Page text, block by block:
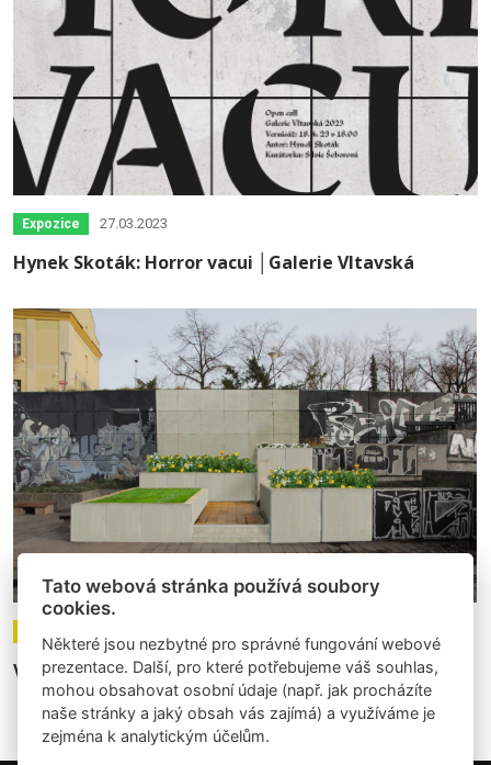
Expozice 27.03.2023
Hynek Skoták: Horror vacui │Galerie Vltavská
Výsledky open call Galerie Vltavská 2023
Tato webová stránka používá soubory
cookies.
Některé jsou nezbytné pro správné fungování webové
prezentace. Další, pro které potřebujeme váš souhlas,
mohou obsahovat osobní údaje (např. jak procházíte
naše stránky a jaký obsah vás zajímá) a využíváme je
zejména k analytickým účelům.